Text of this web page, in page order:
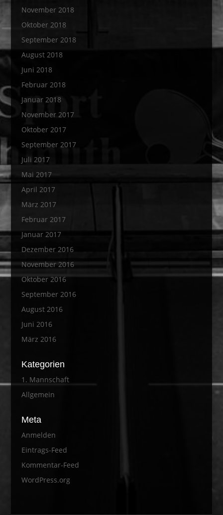
November 2018
Oktober 2018
September 2018
August 2018
Juni 2018
Februar 2018
Januar 2018
November 2017
Oktober 2017
September 2017
Juli 2017
Mai 2017
April 2017
März 2017
Februar 2017
Januar 2017
Dezember 2016
November 2016
Oktober 2016
September 2016
August 2016
Juni 2016
März 2016
Kategorien
1. Mannschaft
Allgemein
Meta
Anmelden
Eintrags-Feed
Kommentar-Feed
WordPress.org